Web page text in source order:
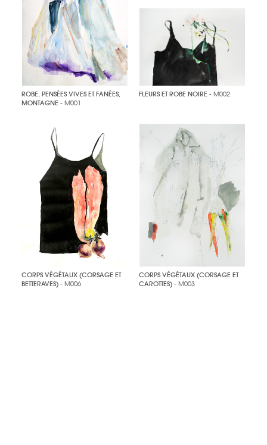
ROBE, PENSÉES VIVES ET FANÉES,
MONTAGNE - M001
FLEURS ET ROBE NOIRE - M002
CORPS VÉGÉTAUX (CORSAGE ET
BETTERAVES) - M006
CORPS VÉGÉTAUX (CORSAGE ET
CAROTTES) - M003